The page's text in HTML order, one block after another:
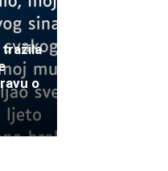
tražila
o